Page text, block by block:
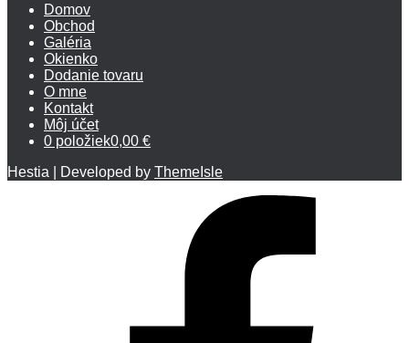
Domov
Obchod
Galéria
Okienko
Dodanie tovaru
O mne
Kontakt
Môj účet
0 položiek0,00 €
Hestia | Developed by ThemeIsle